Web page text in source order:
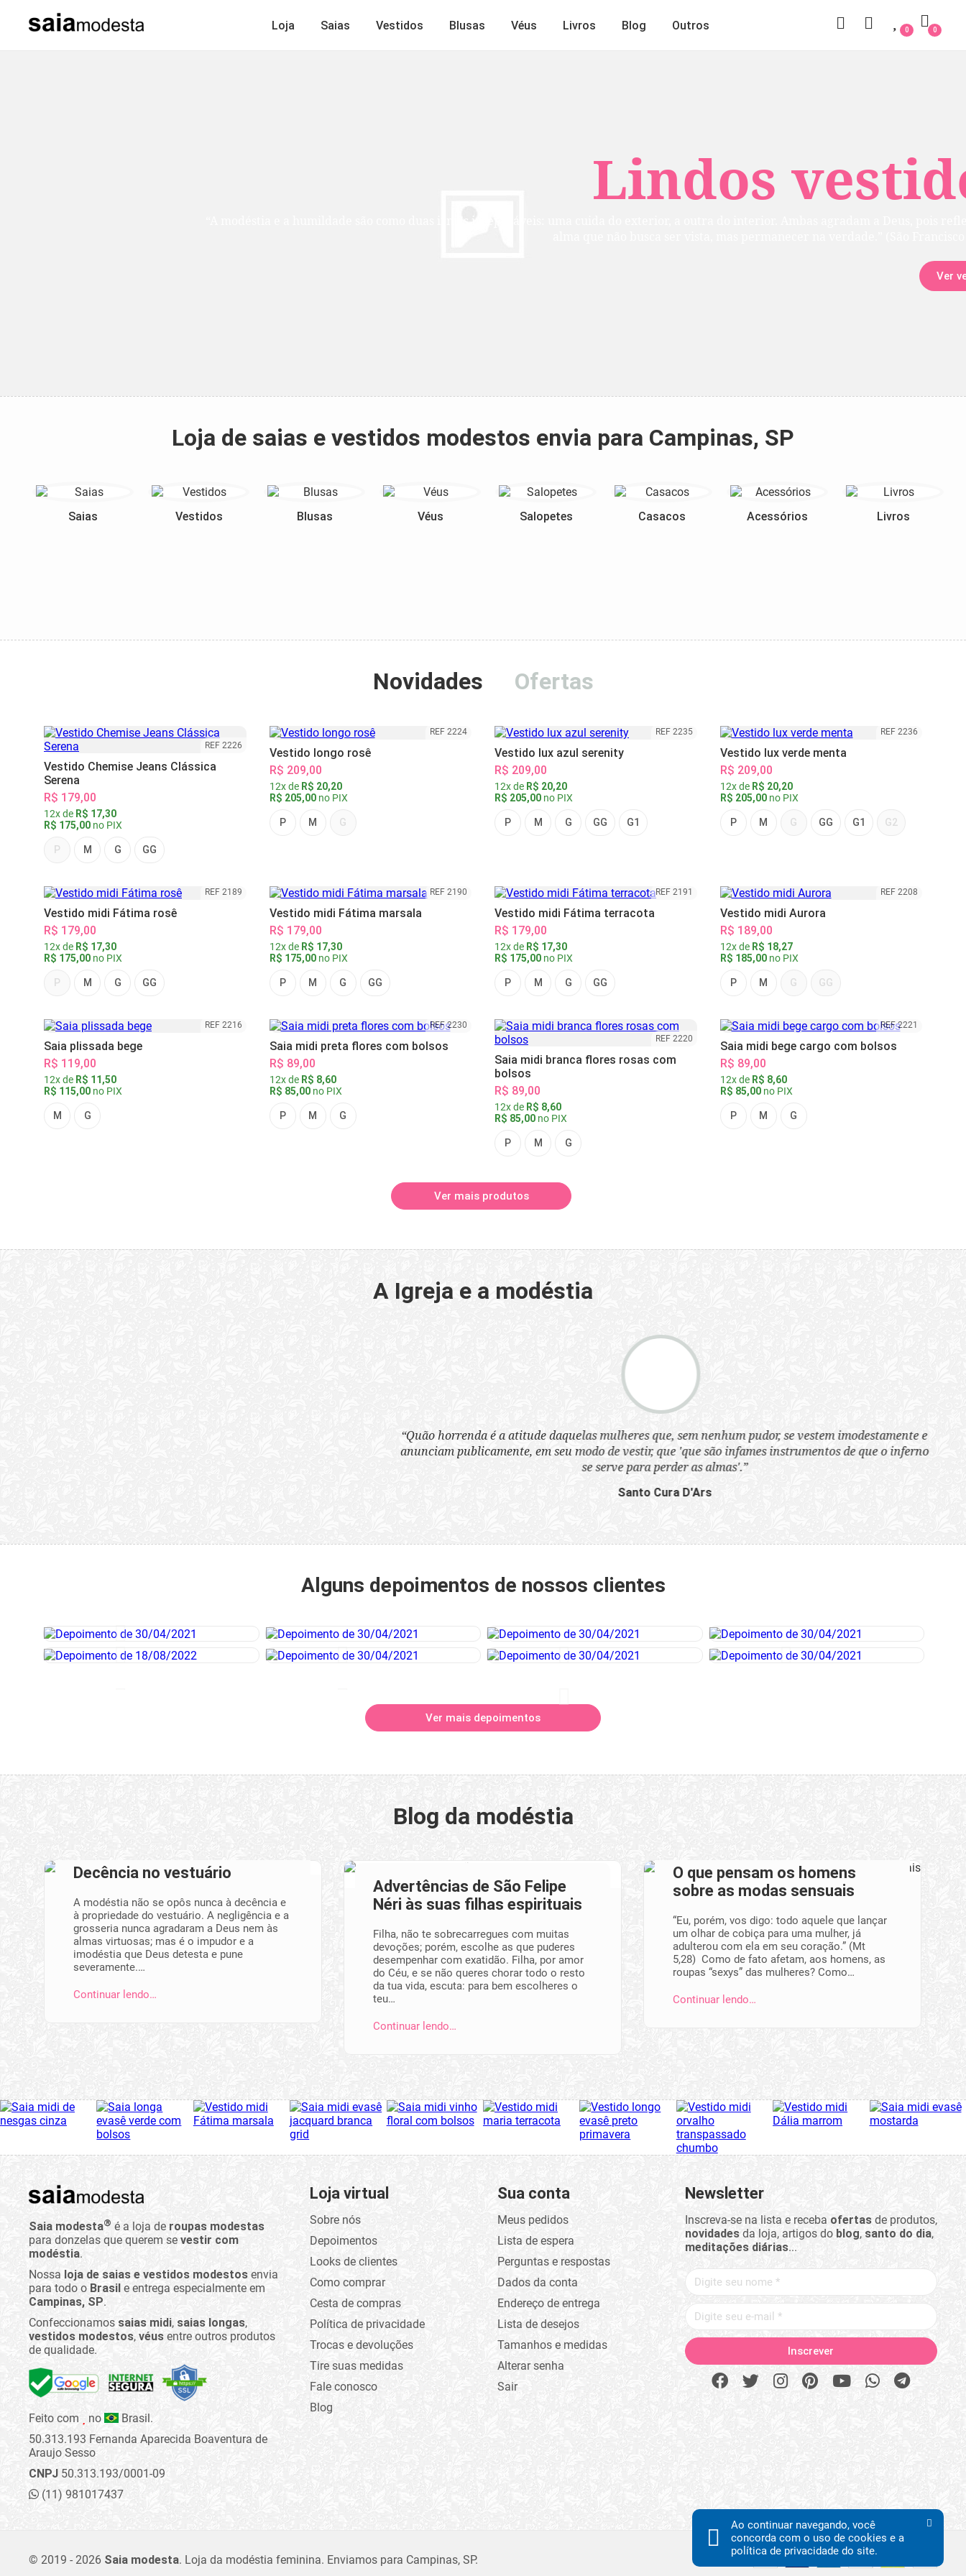
Lindos vestidos
Loja Saias Vestidos Blusas Véus Livros Blog Outros 0
0
Loja de saias e vestidos modestos envia para Campinas, SP
Saias Vestidos Blusas Véus Salopetes Casacos Acessórios Livros
Novidades Ofertas
REF 2226
Vestido Chemise Jeans Clássica
Serena
R$ 179,00
12x de R$ 17,30
R$ 175,00 no PIX
P M G GG
REF 2224
Vestido longo rosê
R$ 209,00
12x de R$ 20,20
R$ 205,00no PIX
P M G
REF 2235
Vestido lux azul serenity
R$ 209,00
12x de R$ 20,20
R$ 205,00 no PIX
P M G GG G1
REF 2236
Vestido lux verde menta
R$ 209,00
12x de R$ 20,20
R$ 205,00no PIX
P M G GG G1 G2
REF 2189
Vestido midi Fátima rosê
R$ 179,00
12x de R$ 17,30
R$ 175,00 no PIX
P M G GG
REF 2190
Vestido midi Fátima marsala
R$ 179,00
12x de R$ 17,30
R$ 175,00no PIX
P M G GG
REF 2191
Vestido midi Fátima terracota
R$ 179,00
12x de R$ 17,30
R$ 175,00 no PIX
P M G GG
REF 2208
Vestido midi Aurora
R$ 189,00
12x de R$ 18,27
R$ 185,00no PIX
P M G GG
REF 2216
Saia plissada bege
R$ 119,00
12x de R$ 11,50
R$ 115,00 no PIX
M G
REF 2230
Saia midi preta flores com bolsos
R$ 89,00
12x de R$ 8,60
R$ 85,00no PIX
P M G
REF 2220
Saia midi branca flores rosas com
bolsos
R$ 89,00
12x de R$ 8,60
R$ 85,00 no PIX
P M G
REF 2221
Saia midi bege cargo com bolsos
R$ 89,00
12x de R$ 8,60
R$ 85,00no PIX
P M G
Ver mais produtos
A Igreja e a modéstia
“Quão horrenda é a atitude daquelas mulheres que, sem nenhum pudor, se vestem imodestamente e
anunciam publicamente, em seu modo de vestir, que 'que são infames instrumentos de que o inferno
Alguns depoimentos de nossos clientes
Ver mais depoimentos
Blog da modéstia
Decência no vestuário
A modéstia não se opôs nunca à decência e
à propriedade do vestuário. A negligência e a
grosseria nunca agradaram a Deus nem às
almas virtuosas; mas é o impudor e a
imodéstia que Deus detesta e pune
severamente.…
Continuar lendo…
Advertências de São Felipe
Néri às suas filhas espirituais
Filha, não te sobrecarregues com muitas
devoções; porém, escolhe as que pu­deres
desempe­nhar com exatidão. Filha, por amor
do Céu, e se não queres chorar todo o resto
da tua vida, escuta: para bem escolheres o
teu…
Continuar lendo…
O que pensam os homens
sobre as modas sensuais
“Eu, porém, vos digo: todo aquele que lançar
um olhar de cobiça para uma mulher, já
adulterou com ela em seu coração.” (Mt
5,28) Como de fato afetam, aos homens, as
roupas “sexys” das mulheres? Como…
Continuar lendo…
Saia modesta® é a loja de roupas modestas
para donzelas que querem se vestir com
modéstia.
Nossa loja de saias e vestidos modestos envia
para todo o Brasil e entrega especialmente em
Campinas, SP.
Confeccionamos saias midi, saias longas,
vestidos modestos, véus entre outros produtos
de qualidade.
Feito com no
Brasil.
50.313.193 Fernanda Aparecida Boaventura de
Araujo Sesso
CNPJ 50.313.193/0001-09
(11) 981017437
Loja virtual
Sobre nós
Depoimentos
Looks de clientes
Como comprar
Cesta de compras
Política de privacidade
Trocas e devoluções
Tire suas medidas
Fale conosco
Blog
Sua conta
Meus pedidos
Lista de espera
Perguntas e respostas
Dados da conta
Endereço de entrega
Lista de desejos
Tamanhos e medidas
Alterar senha
Sair
Newsletter
Inscreva-se na lista e receba ofertasde produtos,
novidadesda loja, artigos do blog, santo do dia,
meditações diárias...
© 2019 - 2026 Saia modesta. Loja da modéstia feminina. Enviamos para Campinas, SP.
Ao continuar navegando, você
concorda com o uso de cookies e a
política de privacidade do site.